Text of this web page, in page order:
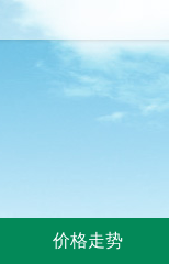
价格走势